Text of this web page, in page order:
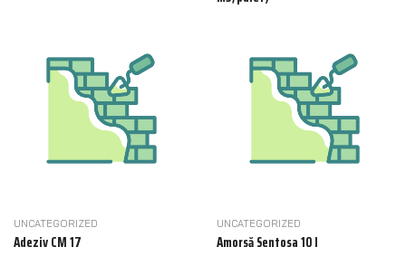
UNCATEGORIZED
Adeziv CM 17
UNCATEGORIZED
Amorsă Sentosa 10 l